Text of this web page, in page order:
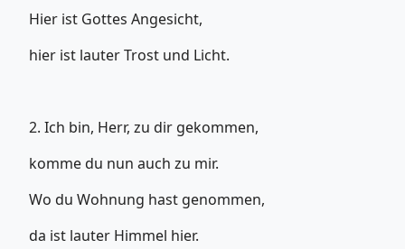
Hier ist Gottes Angesicht,
hier ist lauter Trost und Licht.
2. Ich bin, Herr, zu dir gekommen,
komme du nun auch zu mir.
Wo du Wohnung hast genommen,
da ist lauter Himmel hier.